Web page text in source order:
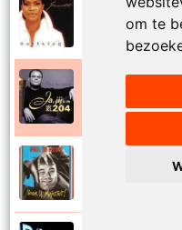
om te
Ruth Jacott en
Kijk niet uit
KL 204 (Als ik